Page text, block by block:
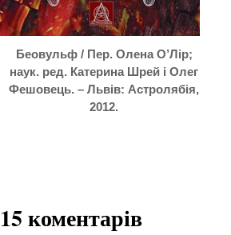
Беовульф / Пер. Олена О’Лір;
наук. ред. Катерина Шрей і Олег
Фешовець. – Львів: Астролябія,
2012.
15 коментарів